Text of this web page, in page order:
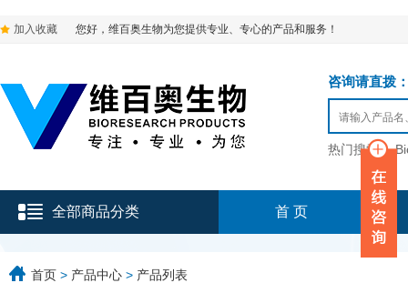
加入收藏 您好，维百奥生物为您提供专业、专心的产品和服务！
咨询请直拨
热门搜索：
全部商品分类 首 页
首页 > 产品中心 > 产品列表